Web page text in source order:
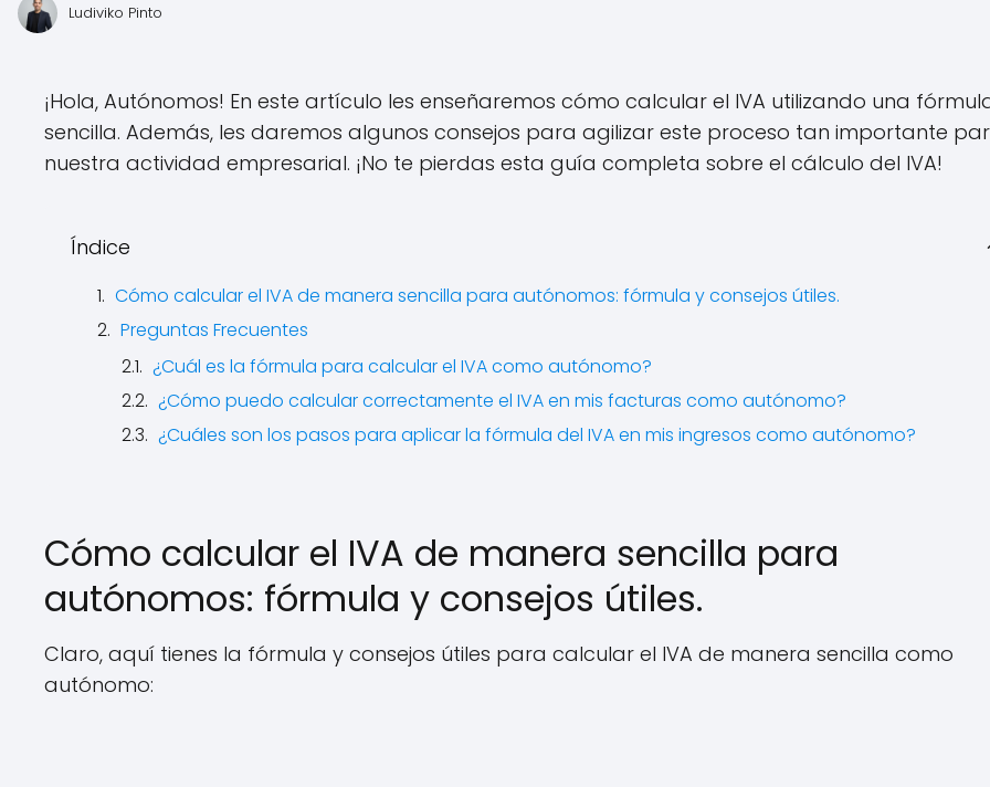
Ludiviko Pinto
¡Hola, Autónomos! En este artículo les enseñaremos cómo calcular el IVA utilizando una
sencilla. Además, les daremos algunos consejos para agilizar este proceso tan importante
nuestra actividad empresarial. ¡No te pierdas esta guía completa sobre el cálculo del IVA!
Índice
Cómo calcular el IVA de manera sencilla para autónomos: fórmula y consejos útiles.
Preguntas Frecuentes
¿Cuál es la fórmula para calcular el IVA como autónomo?
¿Cómo puedo calcular correctamente el IVA en mis facturas como autónomo?
¿Cuáles son los pasos para aplicar la fórmula del IVA en mis ingresos como autónomo?
Cómo calcular el IVA de manera sencilla para
autónomos: fórmula y consejos útiles.
Claro, aquí tienes la fórmula y consejos útiles para calcular el IVA de manera sencilla como
autónomo: